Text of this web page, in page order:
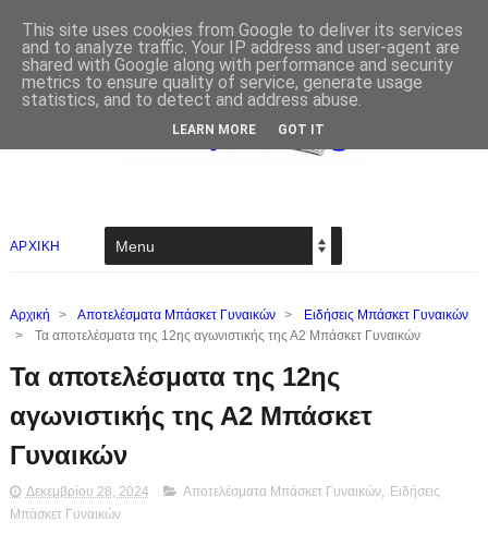
ΑΡΧΙΚΗ
Αρχική > Αποτελέσματα Μπάσκετ Γυναικών >
Ειδήσεις Μπάσκετ Γυναικών
>
Τα αποτελέσματα της 12ης αγωνιστικής της Α2 Μπάσκετ Γυναικών
Τα αποτελέσματα της 12ης
αγωνιστικής της Α2 Μπάσκετ
Γυναικών
Δεκεμβρίου 28, 2024 Αποτελέσματα Μπάσκετ Γυναικών, Ειδήσεις
Μπάσκετ Γυναικών
This site uses cookies from Google to deliver its services
and to analyze traffic. Your IP address and user-agent are
shared with Google along with performance and security
metrics to ensure quality of service, generate usage
statistics, and to detect and address abuse.
LEARN MORE GOT IT